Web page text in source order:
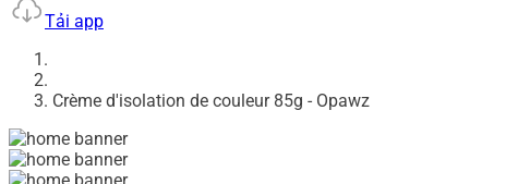
Tải app
Crème d'isolation de couleur 85g - Opawz